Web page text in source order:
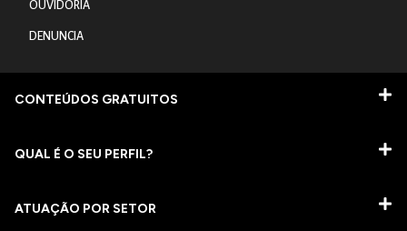
OUVIDORIA
DENUNCIA
CONTEÚDOS GRATUITOS
QUAL É O SEU PERFIL?
ATUAÇÃO POR SETOR